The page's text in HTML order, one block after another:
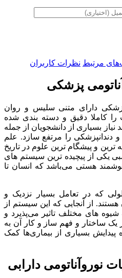
مرتبط نظرات کاربران
پزشکی
دارای متنی سلیس و روان
کاملا دقیق و دسته بندی شده
بسیاری از دانشجویان از جمله
دندانپزشکی را مرتفع سازد. علم
ترین و پیشگام ترین علوم در تاریخ
یکی از پیچیده ترین سیستم های
هستی می‌باشد که انسان تا
که در تعامل بسیار نزدیک و
از آنجایی که این سیستم از
های مختلف تاثیر می‌پذیرد و
یک ساختار و فهم ساز و کار آن به
بسیاری از بیماری‌ها کمک
نوروآناتومی دارابی